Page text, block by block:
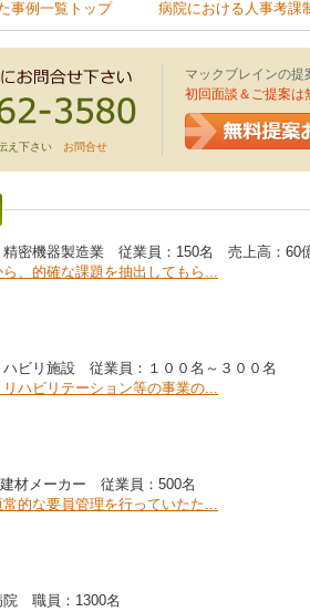
事例一覧トップ 病院における人事考課
マックブレインの
初回面談＆ご提案は
え下さい お問合せ
密機器製造業 従業員：150名 売上高：60
、的確な課題を抽出してもら...
ハビリ施設 従業員：１００名～３００名
リハビリテーション等の事業の...
材メーカー 従業員：500名
常的な要員管理を行っていたた...
院 職員：1300名